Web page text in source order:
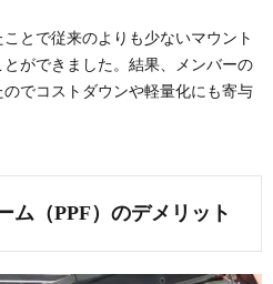
とで従来のよりも少ないマウント
ができました。結果、メンバーの
でコストダウンや軽量化にも寄与
ム（PPF）のデメリット